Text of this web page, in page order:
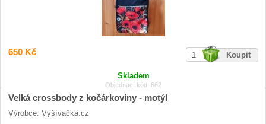
650 Kč
Skladem
Objednací kód: 662
Velká crossbody z kočárkoviny - motýl
Výrobce: Vyšívačka.cz